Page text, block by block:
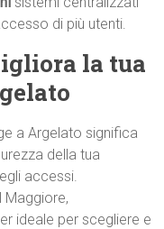
di più utenti.
la tua
a Argelato significa
della tua
accessi.
Maggiore,
ideale per scegliere e